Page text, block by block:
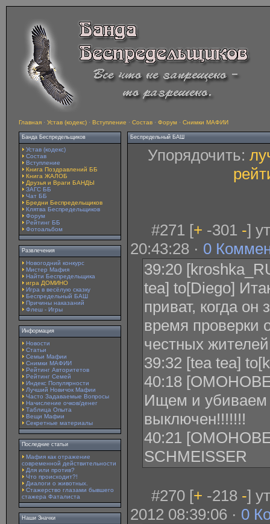
Главная · Устав (кодекс) · Вступление · Состав · Форум · Снимки МАФИИ
Банда Беспредельщиков
Устав (кодекс)
Состав
Вступление
Книга Поздравлений ББ
Книга ЖАЛОБ
Друзья и Враги БАНДЫ
ЗАГС ББ
Чат ББ
Бредни Беспредельщиков
Клятва Беспредельщиков
Форум
Рейтинг ББ
Фотоальбом
Развлечения
Новогодний конкурс
Мистер Мафия
Найти Беспредельщика
игра ДОМИНО
Игра в весёлую сказку
Беспредельный БАШ
Причины наказаний
Флеш - Игры
Информация
Новости
Статьи
Семьи Мафии
Снимки МАФИИ
Рейтинг Авторитетов
Рейтинг Семей
Индекс Популярности
Лучший Новичок Мафии
Часто Задаваемые Вопросы
Начисление очков/денег
Таблица Опыта
Вещи Мафии
Секретные материалы
Последние статьи
Мафия как отражение
современной действительности
Для или против?
Что происходит?!
Диалоги о животных.
Стажерство глазами бывшего
стажера Фаталиста
Наши Значки
Беспредельный БАШ
Упорядочить:
#271 [+ -301 -]
20:43:28 · 0
39:20
tea] to[Diego]
приват, когда он
время проверки
честных
39:32 [tea tea]
40:18
Ищем и
выключен!!!!!!!
40:21
SCHMEISSER
#270 [+ -218 -]
2012 08:39:06 · 0